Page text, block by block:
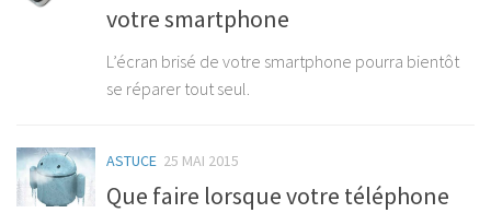
votre smartphone
L’écran brisé de votre smartphone pourra bientôt
se réparer tout seul.
ASTUCE 25 MAI 2015
Que faire lorsque votre téléphone